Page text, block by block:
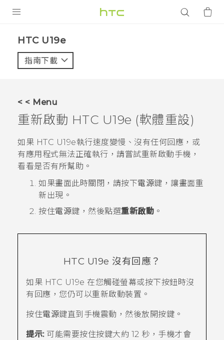
VIVE
應用程式
支援服務
HTC U19e‎
指南下載
< < Menu
重新啟動 HTC U19e‍ (軟體重設)
如果 HTC U19e‍執行速度變慢、沒有任何回應，或
有應用程式無法正確執行，請嘗試重新啟動手機，
看看是否有所幫助。
如果畫面此時關閉，請按下電源鍵，讓畫面重
新出現。
按住電源鍵，然後點選重新啟動 。
HTC U19e‍ 沒有回應？
如果 HTC U19e‍ 在您觸碰螢幕或按下按鈕時沒
有回應，您仍可以重新啟動裝置。
按住電源鍵直到手機震動，然後放開按鍵。
提示:可能需要按住按鍵大約 12 秒，手機才會